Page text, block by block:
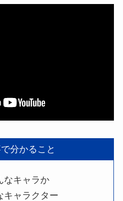
分かること
なキャラか
キャラクター